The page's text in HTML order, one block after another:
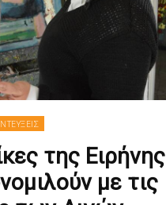
της Ειρήνης
με τις